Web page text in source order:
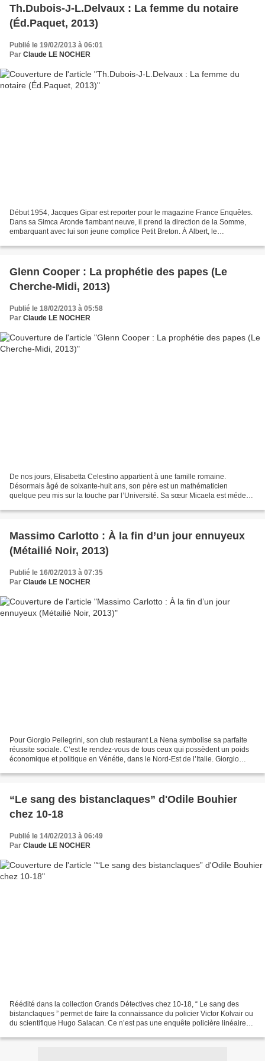
Th.Dubois-J-L.Delvaux : La femme du notaire
(Éd.Paquet, 2013)
Publié le 19/02/2013 à 06:01
Par Claude LE NOCHER
Début 1954, Jacques Gipar est reporter pour le magazine France Enquêtes.
Dans sa Simca Aronde flambant neuve, il prend la direction de la Somme,
embarquant avec lui son jeune complice Petit Breton. À Albert, le
Glenn Cooper : La prophétie des papes (Le
Cherche-Midi, 2013)
Publié le 18/02/2013 à 05:58
Par Claude LE NOCHER
De nos jours, Elisabetta Celestino appartient à une famille romaine.
Désormais âgé de soixante-huit ans, son père est un mathématicien
quelque peu mis sur la touche par l’Université. Sa sœur Micaela est médecin
Massimo Carlotto : À la fin d’un jour ennuyeux
(Métailié Noir, 2013)
Publié le 16/02/2013 à 07:35
Par Claude LE NOCHER
Pour Giorgio Pellegrini, son club restaurant La Nena symbolise sa parfaite
réussite sociale. C’est le rendez-vous de tous ceux qui possèdent un poids
économique et politique en Vénétie, dans le Nord-Est de l’Italie. Giorgio
“Le sang des bistanclaques” d'Odile Bouhier
chez 10-18
Publié le 14/02/2013 à 06:49
Par Claude LE NOCHER
Réédité dans la collection Grands Détectives chez 10-18, “ Le sang des
bistanclaques ” permet de faire la connaissance du policier Victor Kolvair ou
du scientifique Hugo Salacan. Ce n’est pas une enquête policière linéaire